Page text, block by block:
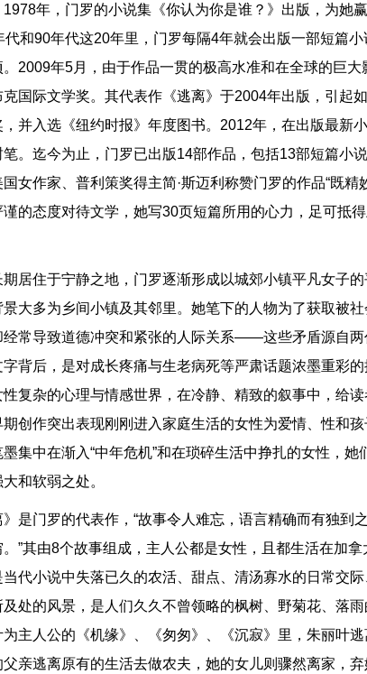
年，门罗的小说集《你认为你是谁？》出版，为她
代和90年代这20年里，门罗每隔4年就会出版一部短篇
2009年5月，由于作品一贯的极高水准和在全球的巨
国际文学奖。其代表作《逃离》于2004年出版，引起
并入选《纽约时报》年度图书。2012年，在出版最新
笔。迄今为止，门罗已出版14部作品，包括13部短篇小
女作家、普利策奖得主简·斯迈利称赞门罗的作品“既精
谨的态度对待文学，她写30页短篇所用的心力，足可抵
期居住于宁静之地，门罗逐渐形成以城郊小镇平凡女子
大多为乡间小镇及其邻里。她笔下的人物为了获取被
经常导致道德冲突和紧张的人际关系——这些矛盾源自两
背后，是对成长疼痛与生老病死等严肃话题浓墨重彩的
复杂的心理与情感世界，在冷静、精致的叙事中，给
创作突出表现刚刚进入家庭生活的女性为爱情、性和
集中在渐入“中年危机”和在琐碎生活中挣扎的女性，她
大和软弱之处。
》是门罗的代表作，“故事令人难忘，语言精确而有独到
。”其由8个故事组成，主人公都是女性，且都生活在加
代小说中失落已久的农活、甜点、清汤寡水的日常交
处的风景，是人们久久不曾领略的枫树、野菊花、落雨
主人公的《机缘》、《匆匆》、《沉寂》里，朱丽叶
亲逃离原有的生活去做农夫，她的女儿则骤然离家，